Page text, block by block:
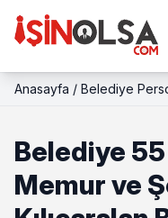
Anasayfa / Belediye
Belediye
Memur ve